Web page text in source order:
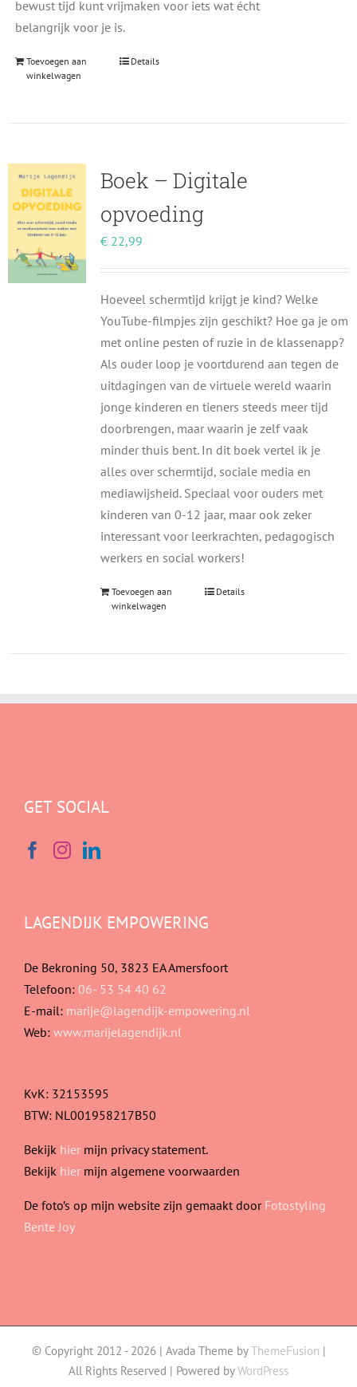
bewust tijd kunt vrijmaken voor iets wat écht
belangrijk voor je is.
Toevoegen aan
winkelwagen
Details
Boek – Digitale
opvoeding
€22,99
Hoeveel schermtijd krijgt je kind? Welke
YouTube-filmpjes zijn geschikt? Hoe ga je om
met online pesten of ruzie in de klassenapp?
Als ouder loop je voortdurend aan tegen de
uitdagingen van de virtuele wereld waarin
jonge kinderen en tieners steeds meer tijd
doorbrengen, maar waarin je zelf vaak
minder thuis bent. In dit boek vertel ik je
alles over schermtijd, sociale media en
mediawijsheid. Speciaal voor ouders met
kinderen van 0-12 jaar, maar ook zeker
interessant voor leerkrachten, pedagogisch
werkers en social workers!
Toevoegen aan
winkelwagen
Details
GET SOCIAL
LAGENDIJK EMPOWERING
De Bekroning 50, 3823 EA Amersfoort
Telefoon: 06- 53 54 40 62
E-mail: marije@lagendijk-empowering.nl
Web: www.marijelagendijk.nl
KvK: 32153595
BTW: NL001958217B50
Bekijk hier mijn privacy statement.
Bekijk hier mijn algemene voorwaarden
De foto’s op mijn website zijn gemaakt door Fotostyling
Bente Joy
© Copyright 2012 - 2026 | Avada Theme byThemeFusion |
All Rights Reserved | Powered byWordPress